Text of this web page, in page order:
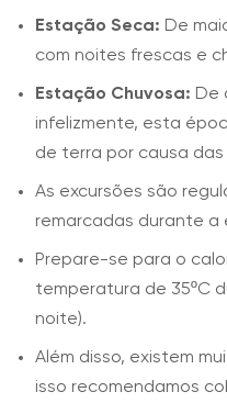
Estação Seca: De
com noites frescas e
Estação Chuvosa: De
infelizmente, esta
de terra por causa
As excursões são
remarcadas durante a
Prepare-se para o
temperatura de 35ºC
noite).
Além disso, existem
isso recomendamos